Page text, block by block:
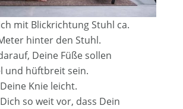
mit Blickrichtung Stuhl ca.
hinter den Stuhl.
Deine Füße sollen
und hüftbreit sein.
Knie leicht.
so weit vor, dass Dein